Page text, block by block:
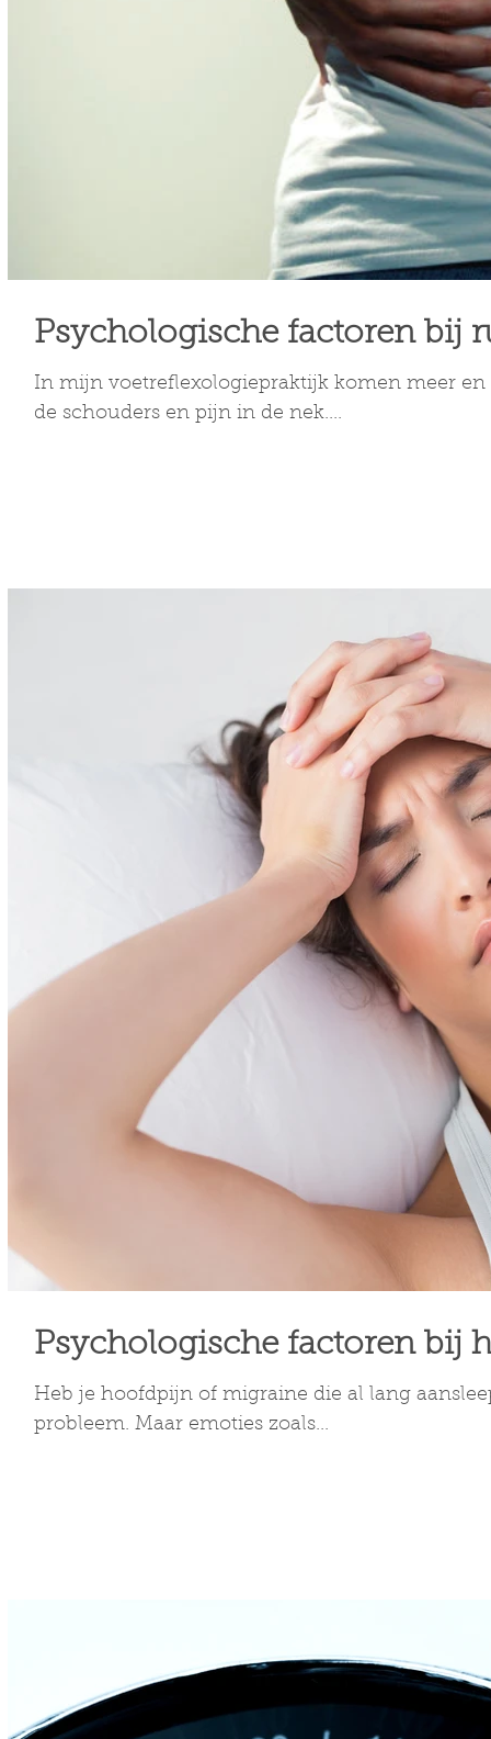
Psychologische factoren bij
In mijn voetreflexologiepraktijk komen meer
de schouders en pijn in de nek....
Heb je hoofdpijn of migraine die al lang
probleem. Maar emoties zoals...